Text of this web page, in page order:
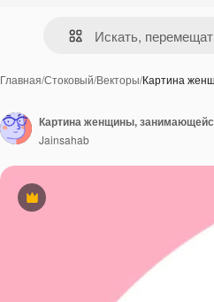
Главная/Стоковый/Векторы/Картина
Премиум
Картина женщины,
Jainsahab